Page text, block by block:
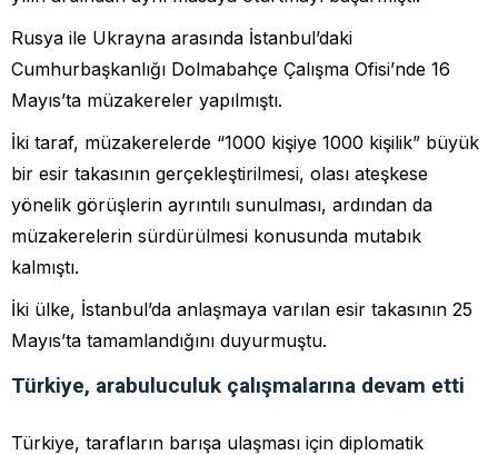
Rusya ile Ukrayna arasında İstanbul’daki
Cumhurbaşkanlığı Dolmabahçe Çalışma Ofisi’nde 16
Mayıs’ta müzakereler yapılmıştı.
İki taraf, müzakerelerde “1000 kişiye 1000 kişilik” büyük
bir esir takasının gerçekleştirilmesi, olası ateşkese
yönelik görüşlerin ayrıntılı sunulması, ardından da
müzakerelerin sürdürülmesi konusunda mutabık
kalmıştı.
İki ülke, İstanbul’da anlaşmaya varılan esir takasının 25
Mayıs’ta tamamlandığını duyurmuştu.
Türkiye, arabuluculuk çalışmalarına devam etti
Türkiye, tarafların barışa ulaşması için diplomatik